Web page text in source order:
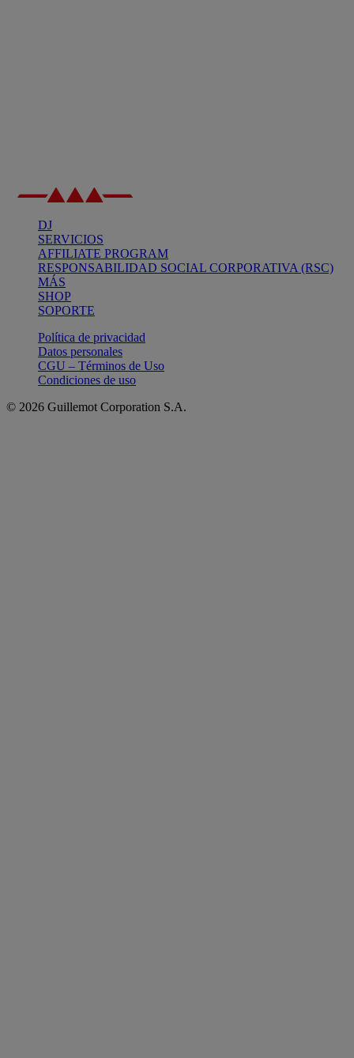
DJ
SERVICIOS
AFFILIATE PROGRAM
RESPONSABILIDAD SOCIAL CORPORATIVA (RSC)
MÁS
SHOP
SOPORTE
Política de privacidad
Datos personales
CGU – Términos de Uso
Condiciones de uso
© 2026 Guillemot Corporation S.A.